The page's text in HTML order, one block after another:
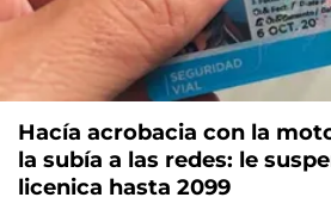
Hacía acrobacia con la
la subía a las redes: le
licenica hasta 2099